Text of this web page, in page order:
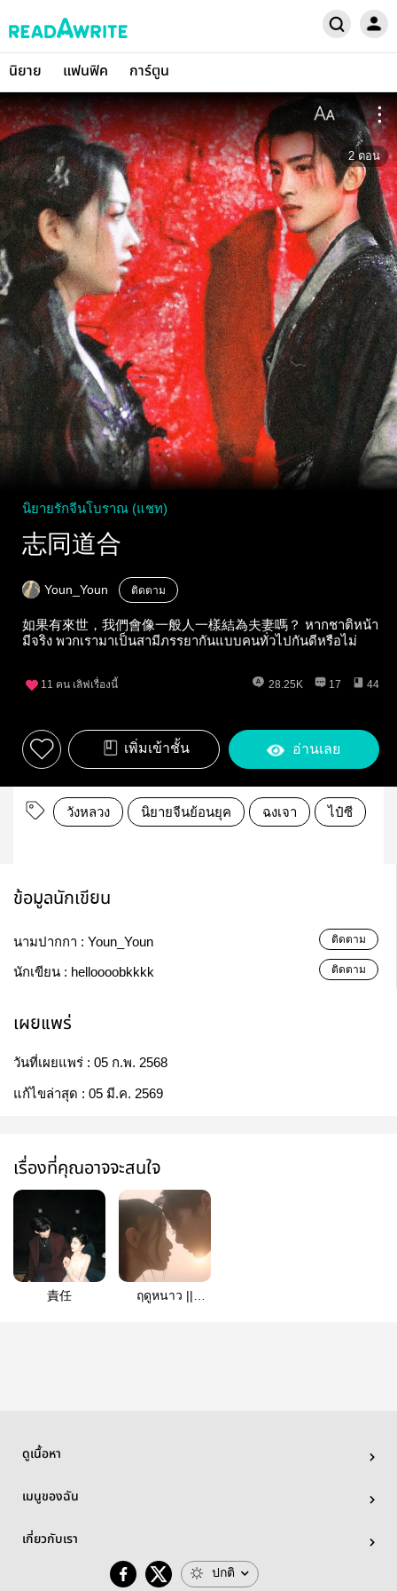
นิยาย แฟนฟิค การ์ตูน
2 ตอน
นิยายรักจีนโบราณ (แชท)
志同道合
Youn_Youn ติดตาม
如果有來世，我們會像一般人一樣結為夫妻嗎？ หากชาติหน้า
มีจริง พวกเรามาเป็นสามีภรรยากันแบบคนทั่วไปกันดีหรือไม่
11 คน เลิฟเรื่องนี้ 28.25K 17 44
เพิ่มเข้าชั้น อ่านเลย
วังหลวง นิยายจีนย้อนยุค ฉงเจา ไป๋ซี
ข้อมูลนักเขียน
นามปากกา : Youn_Youn ติดตาม
นักเขียน : helloooobkkkk ติดตาม
เผยแพร่
วันที่เผยแพร่ : 05 ก.พ. 2568
แก้ไขล่าสุด : 05 มี.ค. 2569
เรื่องที่คุณอาจจะสนใจ
責任
ฤดูหนาว ||
ดูเนื้อหา
เมนูของฉัน
เกี่ยวกับเรา
ปกติ